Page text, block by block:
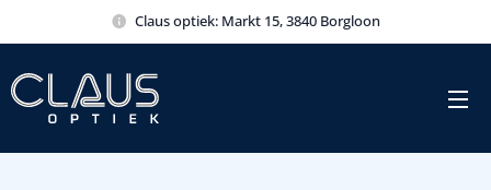
Claus optiek: Markt 15, 3840 Borgloon